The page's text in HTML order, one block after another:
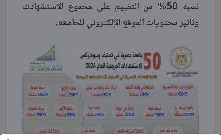
نسبة 50% من التقييم على مجموع الاستشهادت
وتأثير محتويات الموقع الإلكتروني للجامعة.